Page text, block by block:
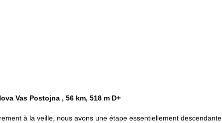
Vas Postojna , 56 km, 518 m D+
à la veille, nous avons une étape essentiellement descendante